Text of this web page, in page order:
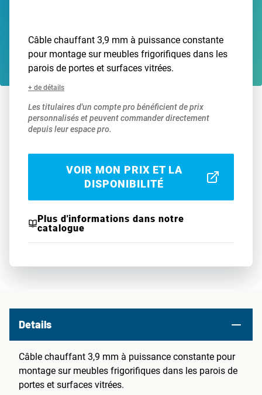
Câble chauffant 3,9 mm à puissance constante
pour montage sur meubles frigorifiques dans les
parois de portes et surfaces vitrées.
+ de détails
Les titulaires d'un compte pro bénéficient de prix
personnalisés et peuvent commander directement
depuis leur espace pro.
VOIR MON PRIX ET LA
DISPONIBILITÉ
Plus d'informations dans notre
catalogue
Details
Câble chauffant 3,9 mm à puissance constante pour
montage sur meubles frigorifiques dans les parois de
portes et surfaces vitrées.